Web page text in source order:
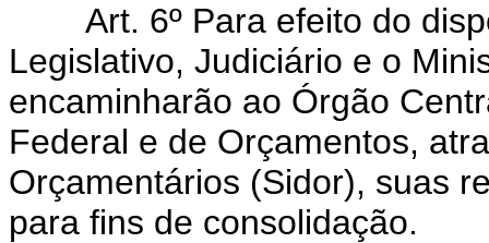
Art. 6º Para efeito do
Legislativo, Judiciário e o
encaminharão ao Órgão
Federal e de Orçamentos,
Orçamentários (Sidor), suas
para fins de consolidação.